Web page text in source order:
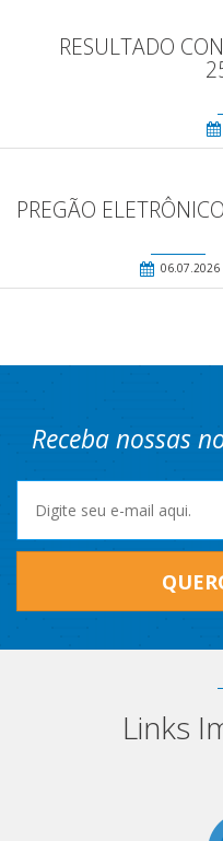
RESULTADO
PREGÃO
06.07.2026
Receba nossas
Links